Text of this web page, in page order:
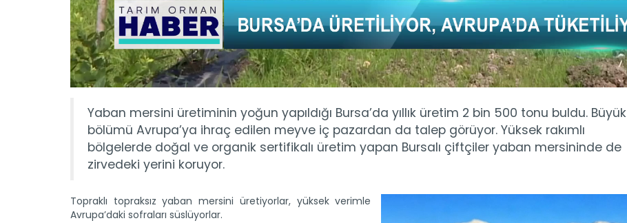
Yaban mersini üretiminin yoğun yapıldığı Bursa’da yıllık üretim 2 bin 500 tonu buldu. Büyük
bölümü Avrupa’ya ihraç edilen meyve iç pazardan da talep görüyor. Yüksek rakımlı
bölgelerde doğal ve organik sertifikalı üretim yapan Bursalı çiftçiler yaban mersininde de
zirvedeki yerini koruyor.
Topraklı topraksız yaban mersini üretiyorlar, yüksek verimle
Avrupa’daki sofraları süslüyorlar.